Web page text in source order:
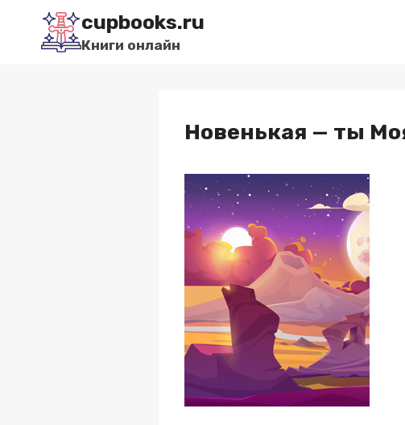
Перейти
содержимому
cupbooks.ru
Книги онлайн
Новенькая — ты